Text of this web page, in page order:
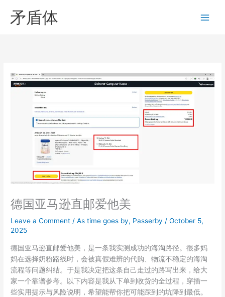
content
矛盾体
德国亚马逊直邮爱他美
Leave a Comment /As time goes by, Passerby /October 5,
2025
德国亚马逊直邮爱他美，是一条我实测成功的海淘路径。很多妈
妈在选择奶粉路线时，会被真假难辨的代购、物流不稳定的海淘
流程等问题纠结。于是我决定把这条自己走过的路写出来，给大
家一个靠谱参考。以下内容是我从下单到收货的全过程，穿插一
些实用提示与风险说明，希望能帮你把可能踩到的坑降到最低。